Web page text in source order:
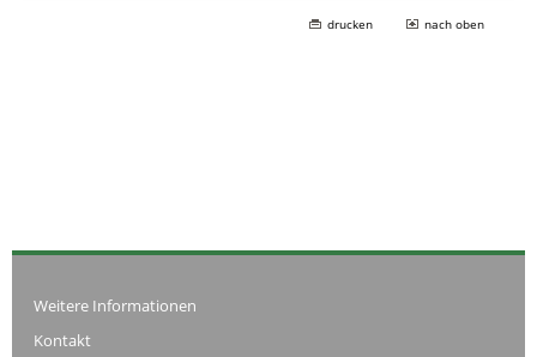
drucken nach oben
Weitere Informationen
Kontakt